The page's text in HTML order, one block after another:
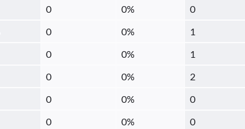
0 0% 0
0 0% 1
0 0% 1
0 0% 2
0 0% 0
0 0% 0